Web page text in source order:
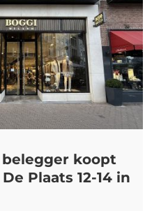
koopt
Plaats 12-14 in